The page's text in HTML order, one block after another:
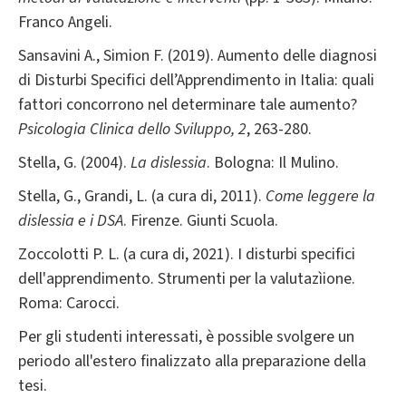
Franco Angeli.
Sansavini A., Simion F. (2019). Aumento delle diagnosi
di Disturbi Specifici dell’Apprendimento in Italia: quali
fattori concorrono nel determinare tale aumento?
Psicologia Clinica dello Sviluppo, 2, 263-280.
Stella, G. (2004). La dislessia. Bologna: Il Mulino.
Stella, G., Grandi, L. (a cura di, 2011). Come leggere la
dislessia e i DSA. Firenze. Giunti Scuola.
Zoccolotti P. L. (a cura di, 2021). I disturbi specifici
dell'apprendimento. Strumenti per la valutazìione.
Roma: Carocci.
Per gli studenti interessati, è possible svolgere un
periodo all'estero finalizzato alla preparazione della
tesi.